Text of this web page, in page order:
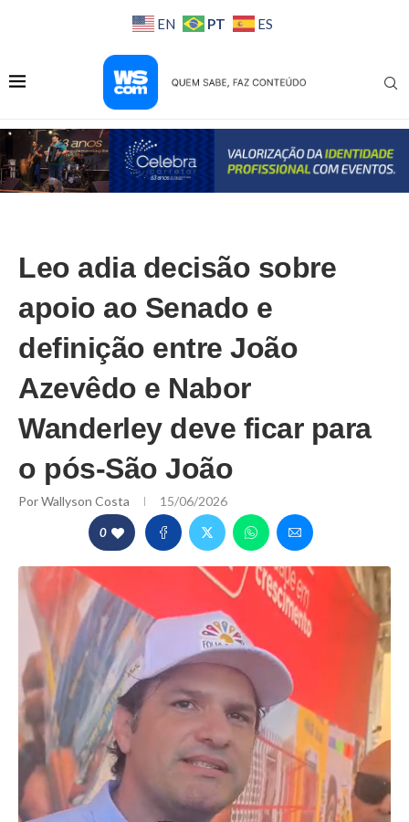
EN PT ES
Leo adia decisão sobre
apoio ao Senado e
definição entre João
Azevêdo e Nabor
Wanderley deve ficar para
o pós-São João
PorWallyson Costa 15/06/2026
0